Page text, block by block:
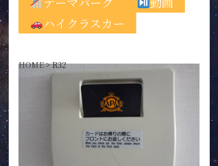
ハイクラスカー
HOME>R32